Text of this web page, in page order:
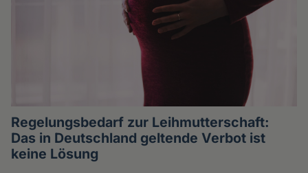
Regelungsbedarf zur Leihmutterschaft:
Das in Deutschland geltende Verbot ist
keine Lösung